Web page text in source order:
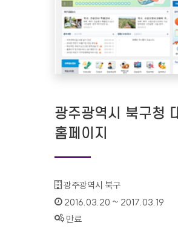
광주광역시 북구청
홈페이지
기관명 :
광주광역시 북구
인증기간 :
2016.03.20 ~ 2017.03.19
상태 :
만료